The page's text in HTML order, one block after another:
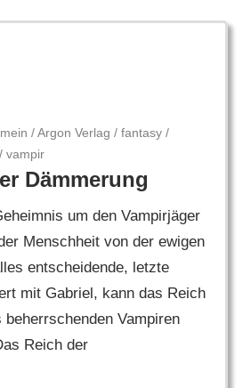
/Argon Verlag / fantasy /
/ vampir
Dämmerung
um den Vampirjäger
Menschheit von der ewigen
entscheidende, letzte
mit Gabriel, kann das Reich
Vampiren
Reich der